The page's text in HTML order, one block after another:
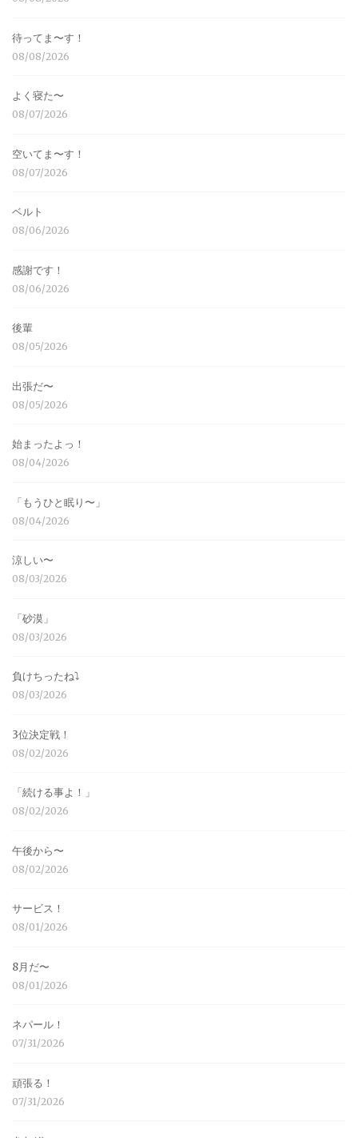
待ってま〜す！
08/08/2026
よく寝た〜
08/07/2026
空いてま〜す！
08/07/2026
ベルト
08/06/2026
感謝です！
08/06/2026
後輩
08/05/2026
出張だ〜
08/05/2026
始まったよっ！
08/04/2026
「もうひと眠り〜」
08/04/2026
涼しい〜
08/03/2026
「砂漠」
08/03/2026
負けちったね⤵︎
08/03/2026
3位決定戦！
08/02/2026
「続ける事よ！」
08/02/2026
午後から〜
08/02/2026
サービス！
08/01/2026
8月だ〜
08/01/2026
ネパール！
07/31/2026
頑張る！
07/31/2026